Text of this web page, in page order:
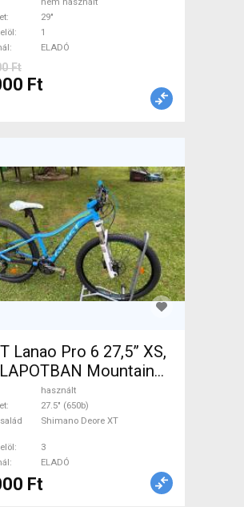
nem használt
29"
1
ELADÓ
Ft
Ft
Lanao Pro 6 27,5” XS,
Mountain
(650b) merev
Deore XT használt
használt
27.5" (650b)
Shimano Deore XT
3
ELADÓ
Ft